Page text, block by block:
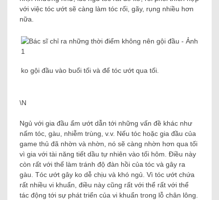
với việc tóc ướt sẽ càng làm tóc rối, gãy, rụng nhiều hơn
nữa.
ko gội đầu vào buổi tối và để tóc ướt qua tối.
\N
Ngủ với gia đầu ẩm ướt dẫn tới những vấn đề khác như
nấm tóc, gàu, nhiễm trùng, v.v. Nếu tóc hoặc gia đầu của
game thủ đã nhờn và nhờn, nó sẽ càng nhờn hơn qua tối
vì gia với tài năng tiết dầu tự nhiên vào tối hôm. Điều này
còn rất với thể làm tránh độ đàn hồi của tóc và gây ra
gàu. Tóc ướt gây ko dễ chịu và khó ngủ. Vì tóc ướt chứa
rất nhiều vi khuẩn, điều này cũng rất với thể rất với thể
tác động tới sự phát triển của vi khuẩn trong lỗ chân lông.